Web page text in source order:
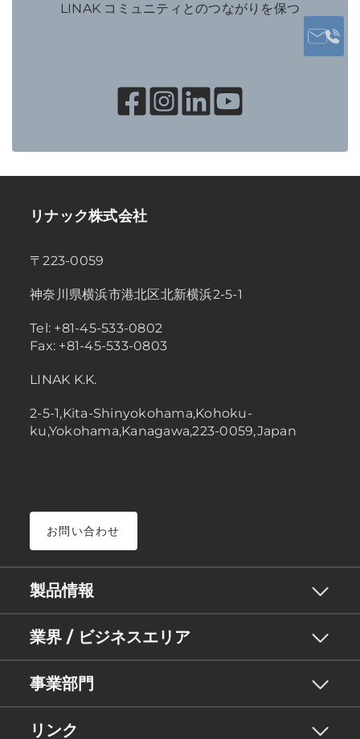
LINAK コミュニティとのつながりを保つ
リナック株式会社
〒223-0059
神奈川県横浜市港北区北新横浜2-5-1
Tel: +81-45-533-0802
Fax: +81-45-533-0803
LINAK K.K.
2-5-1,Kita-Shinyokohama,Kohoku-
ku,Yokohama,Kanagawa,223-0059,Japan
お問い合わせ
製品情報
業界 / ビジネスエリア
事業部門
リンク